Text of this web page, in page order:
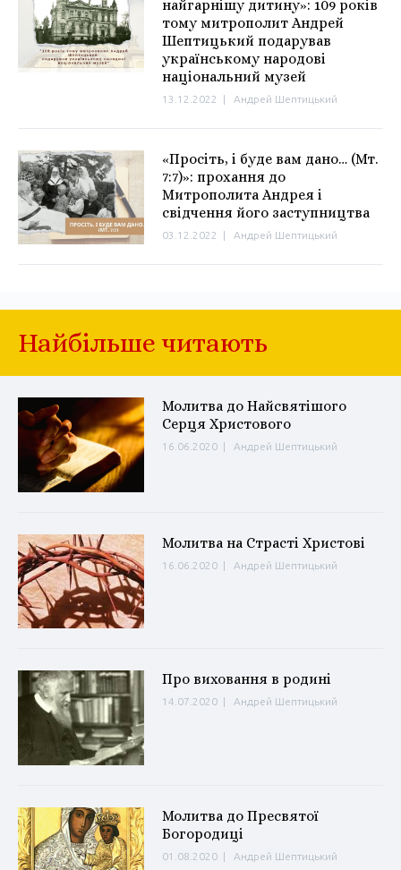
найгарнішу дитину»: 109 років
тому митрополит Андрей
Шептицький подарував
українському народові
національний музей
13.12.2022 | Андрей Шептицький
«Просіть, і буде вам дано… (Мт.
7:7)»: прохання до
Митрополита Андрея і
свідчення його заступництва
03.12.2022 | Андрей Шептицький
Найбільше читають
Молитва до Найсвятішого
Серця Христового
16.06.2020 Андрей Шептицький
Молитва на Страсті Христові
16.06.2020 | Андрей Шептицький
Про виховання в родині
14.07.2020 Андрей Шептицький
Молитва до Пресвятої
Богородиці
01.08.2020 | Андрей Шептицький